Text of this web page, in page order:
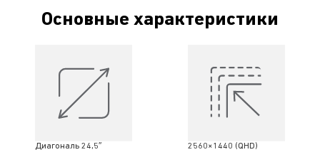
Основные характеристики
Диагональ 24,5″ 2560×1440 (QHD)